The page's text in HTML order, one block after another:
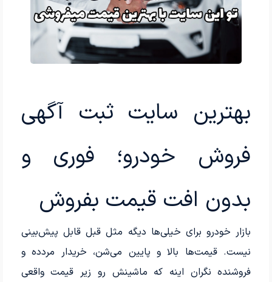
بهترین سایت ثبت آگهی
فروش خودرو؛ فوری و
بدون افت قیمت بفروش
بازار خودرو برای خیلی‌ها دیگه مثل قبل قابل پیش‌بینی
نیست. قیمت‌ها بالا و پایین می‌شن، خریدار مردده و
فروشنده نگران اینه که ماشینش رو زیر قیمت واقعی